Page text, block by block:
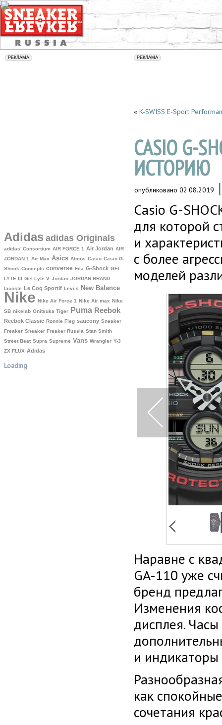
Adidas adidas Originals
adidas' Consortium AIR FORCE 1 Air Jordan AIR
JORDAN 1 Air Max Asics Atmos Casio Casio G-
Shock Concepts converse Fila G-Shock GEL
LYTE III Gel Lyte V Jordan JORDAN BRAND
lacoste Le Coq Sportif Levi’s New Balance
Nike Nike Air Force 1 Nike Air max Nike
SB nikelab Onitsuka Tiger Puma Reebok
Reebok Classic Ronnie Fieg saucony Sneaker
Freaker Sneaker Freaker Russia Stan Smith
Street Beat Supra Supreme Vans Wrangler Y-3
ZX FLUX Аdidas
Loading
« K-SWISS E-Sport
CASIO G-
ИСТОРИЮ
опубликовано 02.08.2019
Casio G-
для которой
и
с более
моделей
Наравне с
GA-110 уже
бренд
Изменения
дисплея.
и
как
сочетания